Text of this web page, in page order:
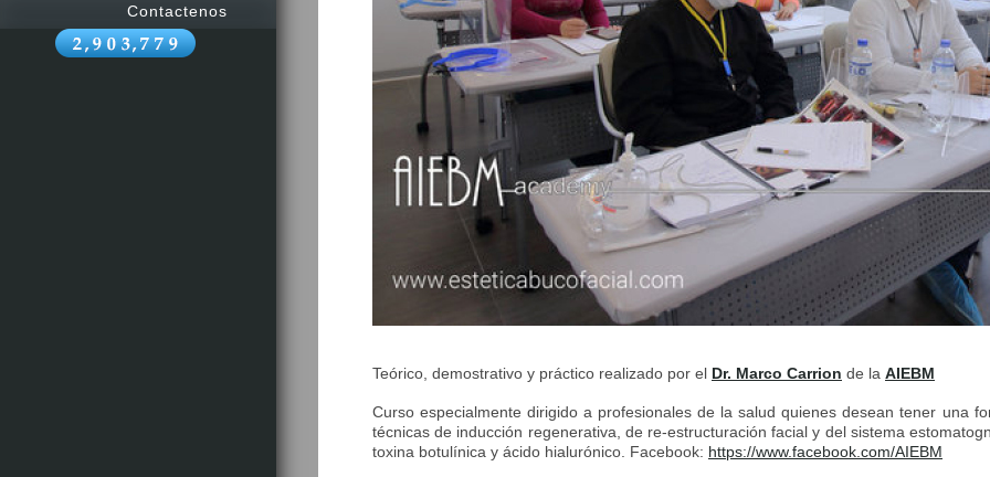
Contactenos
Teórico, demostrativo y práctico realizado por el Dr. Marco Carrion de la AIEBM
Curso especialmente dirigido a profesionales de la salud quienes desean tener una
técnicas de inducción regenerativa, de re-estructuración facial y del sistema
toxina botulínica y ácido hialurónico. Facebook: https://www.facebook.com/AIEBM